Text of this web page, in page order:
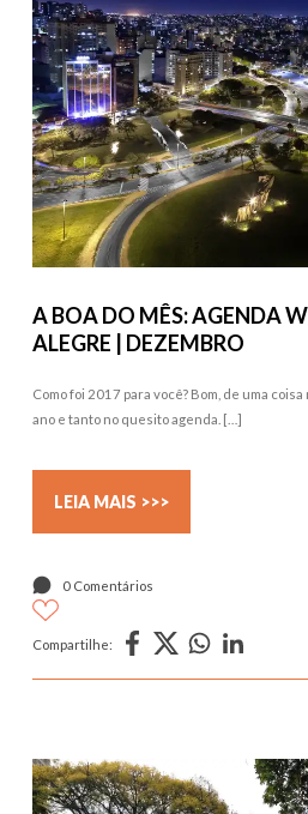
A BOA DO MÊS: AGENDA
ALEGRE | DEZEMBRO
Como foi 2017 para você? Bom, de uma
ano e tanto no quesito agenda. […]
LEIA MAIS >>>
0 Comentários
Compartilhe: